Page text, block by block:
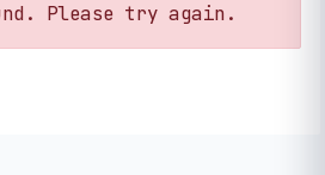
Please try again.